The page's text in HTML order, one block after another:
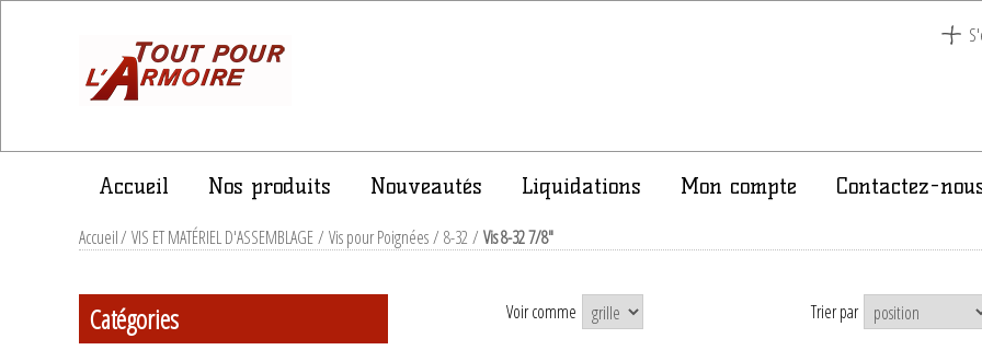
Accueil Nos produits Nouveautés Liquidations Mon compte Contactez-
Accueil/ VIS ET MATÉRIEL D'ASSEMBLAGE/ Vis pour Poignées/ 8-32 / Vis 8-32 7/8"
Voir comme Trier par
Catégories